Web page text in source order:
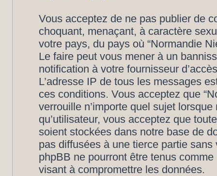
Vous acceptez de ne pas publier de
choquant, menaçant, à caractère
votre pays, du pays où “Normandie
Le faire peut vous mener à un
notification à votre fournisseur
L’adresse IP de tous les messages
ces conditions. Vous acceptez que
verrouille n’importe quel sujet
qu’utilisateur, vous acceptez que
soient stockées dans notre base de
pas diffusées à une tierce partie
phpBB ne pourront être tenus
visant à compromettre les données.